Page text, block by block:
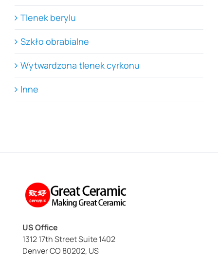
Tlenek berylu
Szkło obrabialne
Wytwardzona tlenek cyrkonu
Inne
US Office
1312 17th Street Suite 1402
Denver CO 80202, US